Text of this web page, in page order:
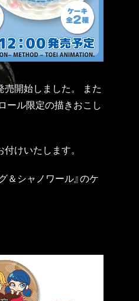
開始しました。 また
ール限定の描きおこし
けいたします。
＆シャノワール』のケ